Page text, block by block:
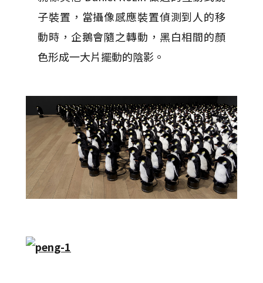
子裝置，當攝像感應裝置偵測到人的移
動時，企鵝會隨之轉動，黑白相間的顏
色形成一大片擺動的陰影。